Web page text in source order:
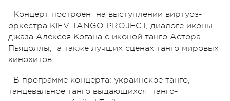
Концерт построен на выступлении виртуоз-
оркестра KIEV TANGO PROJECT, диалоге иконы
джаза Алексея Когана с иконой танго Астора
Пьяцоллы, а также лучших сценах танго мировых
кинохитов.
В программе концерта: украинское танго,
танцевальное танго выдающихся танго-